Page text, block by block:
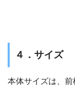
４．サイズ
本体サイズは、前